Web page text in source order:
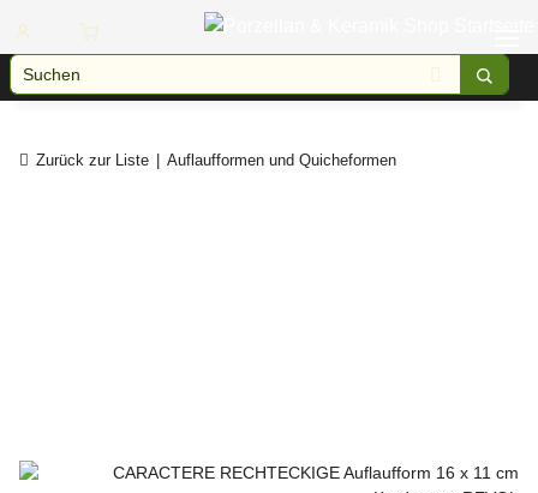
Zurück zur Liste Auflaufformen und Quicheformen